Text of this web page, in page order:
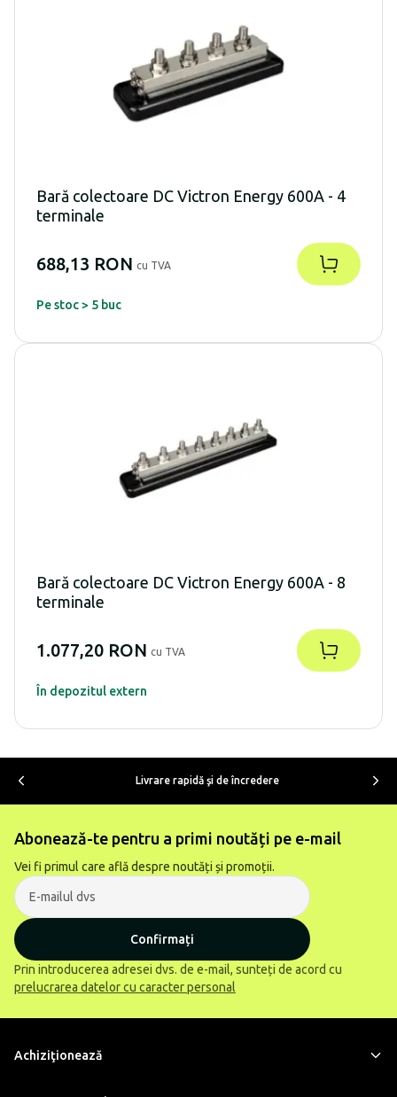
Bară colectoare DC Victron Energy 600A - 4
terminale
688,13 RON cu TVA
Pe stoc > 5 buc
Bară colectoare DC Victron Energy 600A - 8
terminale
1.077,20 RON cu TVA
În depozitul extern
Livrare rapidă şi de încredere
Abonează-te pentru a primi noutăți pe e-mail
Vei fi primul care află despre noutăți și promoții.
Confirmați
Prin introducerea adresei dvs. de e-mail, sunteți de acord cu
prelucrarea datelor cu caracter personal
Achiziţionează